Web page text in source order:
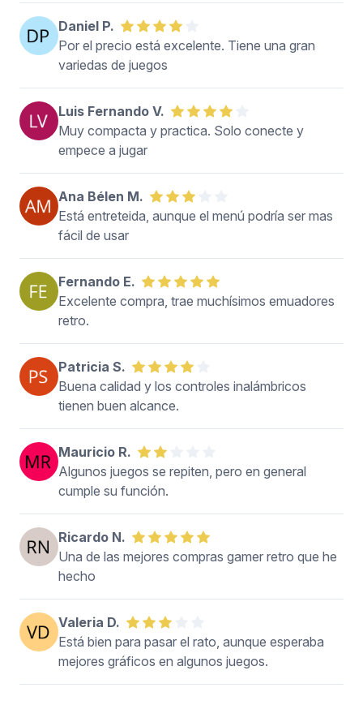
Daniel P.
Por el precio está excelente. Tiene una gran
variedas de juegos
Luis Fernando V.
Muy compacta y practica. Solo conecte y
empece a jugar
Ana Bélen M.
Está entreteida, aunque el menú podría ser mas
fácil de usar
Fernando E.
Excelente compra, trae muchísimos emuadores
retro.
Patricia S.
Buena calidad y los controles inalámbricos
tienen buen alcance.
Mauricio R.
Algunos juegos se repiten, pero en general
cumple su función.
Ricardo N.
Una de las mejores compras gamer retro que he
hecho
Valeria D.
Está bien para pasar el rato, aunque esperaba
mejores gráficos en algunos juegos.